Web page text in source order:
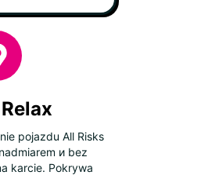
pojazdu All Risks
и bez
karcie. Pokrywa